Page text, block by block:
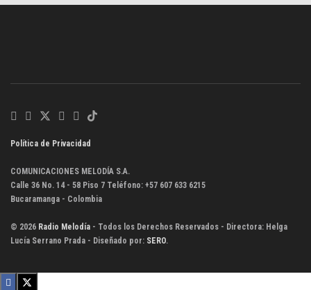
Política de Privacidad
COMUNICACIONES MELODÍA S.A.
Calle 36 No. 14 - 58 Piso 7 Teléfono: +57 607 633 6215
Bucaramanga - Colombia
© 2026 Radio Melodía - Todos los Derechos Reservados - Directora: Helga
Lucía Serrano Prada - Diseñado por: SERO.